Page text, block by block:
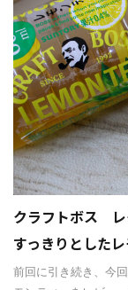
クラフトボス レ
すっきりとした
前回に引き続き、今